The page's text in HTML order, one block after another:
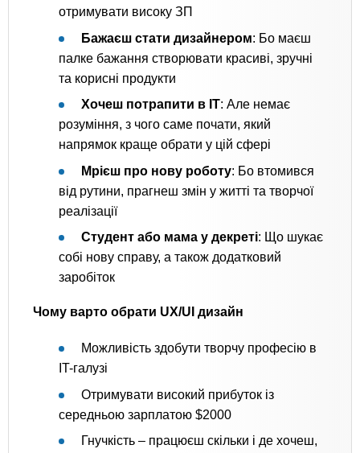
отримувати високу ЗП
Бажаєш стати дизайнером: Бо маєш
палке бажання створювати красиві, зручні
та корисні продукти
Хочеш потрапити в IT: Але немає
розуміння, з чого саме почати, який
напрямок краще обрати у цій сфері
Мрієш про нову роботу: Бо втомився
від рутини, прагнеш змін у житті та творчої
реалізації
Студент або мама у декреті: Що шукає
собі нову справу, а також додатковий
заробіток
Чому варто обрати UX/UI дизайн
Можливість здобути творчу професію в
IT-галузі
Отримувати високий прибуток із
середньою зарплатою $2000
Гнучкість – працюєш скільки і де хочеш,